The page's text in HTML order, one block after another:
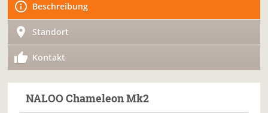
Beschreibung
Standort
Kontakt
NALOOChameleon Mk2